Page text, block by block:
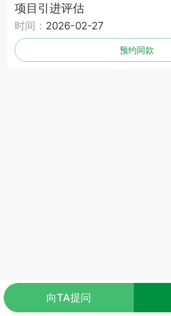
项目引进评估
时间： 2026-02-27
预约同款
向TA提问